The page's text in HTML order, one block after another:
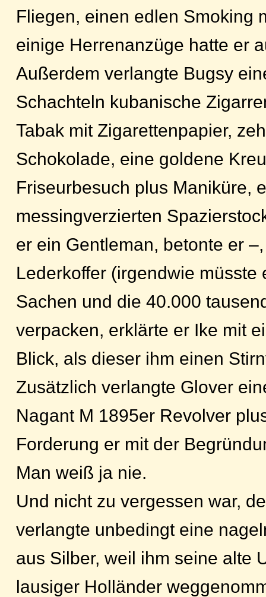
Fliegen, einen edlen Smoking
einige Herrenanzüge hatte er
Außerdem verlangte Bugsy
Schachteln kubanische
Tabak mit Zigarettenpapier,
Schokolade, eine goldene
Friseurbesuch plus Maniküre,
messingverzierten
er ein Gentleman, betonte er
Lederkoffer (irgendwie müsste
Sachen und die 40.000
verpacken, erklärte er Ike mit
Blick, als dieser ihm einen
Zusätzlich verlangte Glover
Nagant M 1895er Revolver
Forderung er mit der
Man weiß ja nie.
Und nicht zu vergessen war,
verlangte unbedingt eine
aus Silber, weil ihm seine alte
lausiger Holländer